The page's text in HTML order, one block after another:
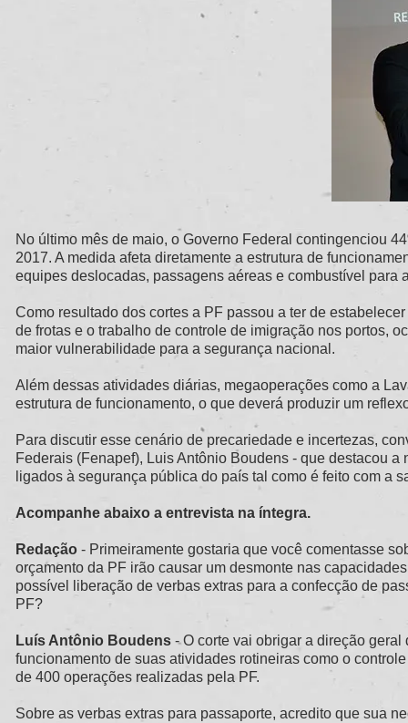
No último mês de maio, o Governo Federal contingenciou
2017. A medida afeta diretamente a estrutura de
equipes deslocadas, passagens aéreas e combustível para
Como resultado dos cortes a PF passou a ter de
de frotas e o trabalho de controle de imigração nos portos,
maior vulnerabilidade para a segurança nacional.
Além dessas atividades diárias, megaoperações como a
estrutura de funcionamento, o que deverá produzir um
Para discutir esse cenário de precariedade e incertezas,
Federais (Fenapef), Luis Antônio Boudens - que destacou
ligados à segurança pública do país tal como é feito com a
Acompanhe abaixo a entrevista na íntegra.
Redação - Primeiramente gostaria que você comentasse
orçamento da PF irão causar um desmonte nas
possível liberação de verbas extras para a confecção de
PF?
Luís Antônio Boudens - O corte vai obrigar a direção
funcionamento de suas atividades rotineiras como o
de 400 operações realizadas pela PF.
Sobre as verbas extras para passaporte, acredito que sua